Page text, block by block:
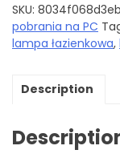
SKU: 8034f068d3eb
pobrania na PC
lampa łazienkowa,
Description